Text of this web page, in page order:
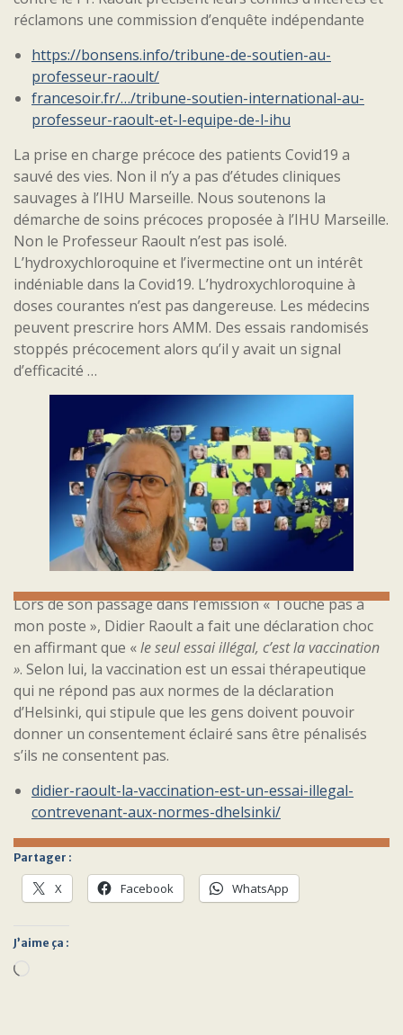
réclamons une commission d’enquête indépendante
https://bonsens.info/tribune-de-soutien-au-
professeur-raoult/
francesoir.fr/…/tribune-soutien-international-au-
professeur-raoult-et-l-equipe-de-l-ihu
La prise en charge précoce des patients Covid19 a
sauvé des vies. Non il n’y a pas d’études cliniques
sauvages à l’IHU Marseille. Nous soutenons la
démarche de soins précoces proposée à l’IHU Marseille.
Non le Professeur Raoult n’est pas isolé.
L’hydroxychloroquine et l’ivermectine ont un intérêt
indéniable dans la Covid19. L’hydroxychloroquine à
doses courantes n’est pas dangereuse. Les médecins
peuvent prescrire hors AMM. Des essais randomisés
stoppés précocement alors qu’il y avait un signal
d’efficacité …
Lors de son passage dans l’émission « Touche pas à
mon poste », Didier Raoult a fait une déclaration choc
en affirmant que «le seul essai illégal, c’est la vaccination
». Selon lui, la vaccination est un essai thérapeutique
qui ne répond pas aux normes de la déclaration
d’Helsinki, qui stipule que les gens doivent pouvoir
donner un consentement éclairé sans être pénalisés
s’ils ne consentent pas.
didier-raoult-la-vaccination-est-un-essai-illegal-
contrevenant-aux-normes-dhelsinki/
Partager :
X Facebook WhatsApp
J’aime ça :